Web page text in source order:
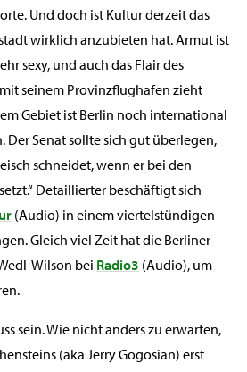
Und doch ist Kultur derzeit das
wirklich anzubieten hat. Armut ist
sexy, und auch das Flair des
seinem Provinzflughafen zieht
Gebiet ist Berlin noch international
Der Senat sollte sich gut überlegen,
schneidet, wenn er bei den
Detaillierter beschäftigt sich
(Audio) in einem viertelstündigen
Gleich viel Zeit hat die Berliner
Wilson bei Radio3 (Audio), um
sein. Wie nicht anders zu erwarten,
(aka Jerry Gogosian) erst